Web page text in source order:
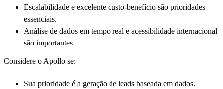
Escalabilidade e excelente custo-benefício são prioridades
essenciais.
Análise de dados em tempo real e acessibilidade internacional
são importantes.
Considere o Apollo se:
Sua prioridade é a geração de leads baseada em dados.